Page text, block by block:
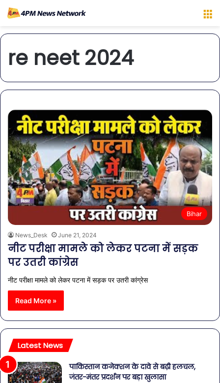
re neet 2024
Bihar
News_Desk June 21, 2024
नीट परीक्षा मामले को लेकर पटना में सड़क
पर उतरी कांग्रेस
नीट परीक्षा मामले को लेकर पटना में सड़क पर उतरी कांग्रेस
Read More »
Latest News
पाकिस्तान कनेक्शन के दावे से बढ़ी हलचल,
जंतर-मंतर प्रदर्शन पर बड़ा खुलासा